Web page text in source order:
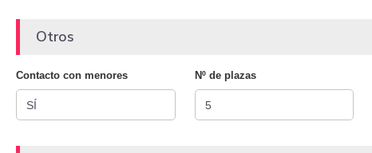
Otros
Contacto con menores Nº de plazas